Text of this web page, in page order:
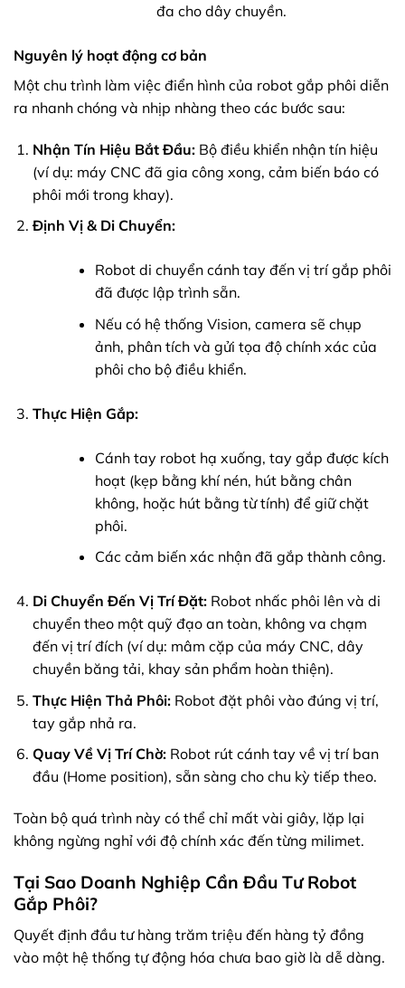
đa cho dây chuyền.
Nguyên lý hoạt động cơ bản
Một chu trình làm việc điển hình của robot gắp phôi diễn
ra nhanh chóng và nhịp nhàng theo các bước sau:
Nhận Tín Hiệu Bắt Đầu:Bộ điều khiển nhận tín hiệu
(ví dụ: máy CNC đã gia công xong, cảm biến báo có
phôi mới trong khay).
Định Vị & Di Chuyển:
Robot di chuyển cánh tay đến vị trí gắp phôi
đã được lập trình sẵn.
Nếu có hệ thống Vision, camera sẽ chụp
ảnh, phân tích và gửi tọa độ chính xác của
phôi cho bộ điều khiển.
Thực Hiện Gắp:
Cánh tay robot hạ xuống, tay gắp được kích
hoạt (kẹp bằng khí nén, hút bằng chân
không, hoặc hút bằng từ tính) để giữ chặt
phôi.
Các cảm biến xác nhận đã gắp thành công.
Di Chuyển Đến Vị Trí Đặt:Robot nhấc phôi lên và di
chuyển theo một quỹ đạo an toàn, không va chạm
đến vị trí đích (ví dụ: mâm cặp của máy CNC, dây
chuyền băng tải, khay sản phẩm hoàn thiện).
Thực Hiện Thả Phôi:Robot đặt phôi vào đúng vị trí,
tay gắp nhả ra.
Quay Về Vị Trí Chờ:Robot rút cánh tay về vị trí ban
đầu (Home position), sẵn sàng cho chu kỳ tiếp theo.
Toàn bộ quá trình này có thể chỉ mất vài giây, lặp lại
không ngừng nghỉ với độ chính xác đến từng milimet.
Tại Sao Doanh Nghiệp Cần Đầu Tư Robot
Gắp Phôi?
Quyết định đầu tư hàng trăm triệu đến hàng tỷ đồng
vào một hệ thống tự động hóa chưa bao giờ là dễ dàng.